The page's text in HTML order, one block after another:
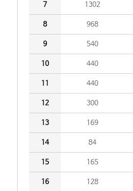
7 1302
8 968
9 540
10 440
11 440
12 300
13 169
14 84
15 165
16 128